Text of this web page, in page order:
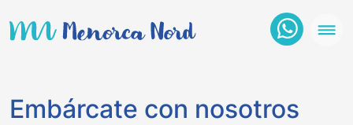
Embárcate con nosotros